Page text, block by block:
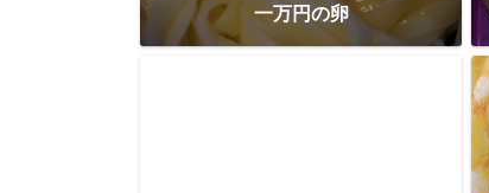
一万円の卵